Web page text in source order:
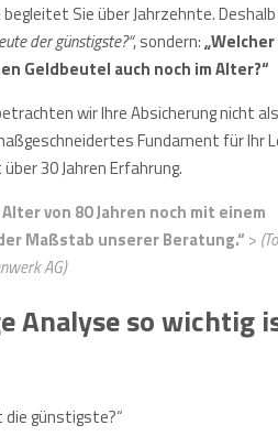
Sie über Jahrzehnte.
der günstigste?“, sondern:
Geldbeutel auch noch im Alter?“
wir Ihre Absicherung nicht als
Fundament für Ihr
30 Jahren Erfahrung.
von 80 Jahren noch mit einem
Maßstab unserer Beratung.“ >
AG)
Analyse so wichtig
die günstigste?“